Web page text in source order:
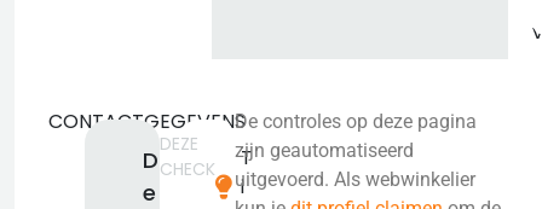
CONTACTGEGEVENS
D
e
-
-
T
i
DEZE
CHECK
De controles op deze pagina
zijn geautomatiseerd
uitgevoerd. Als webwinkelier